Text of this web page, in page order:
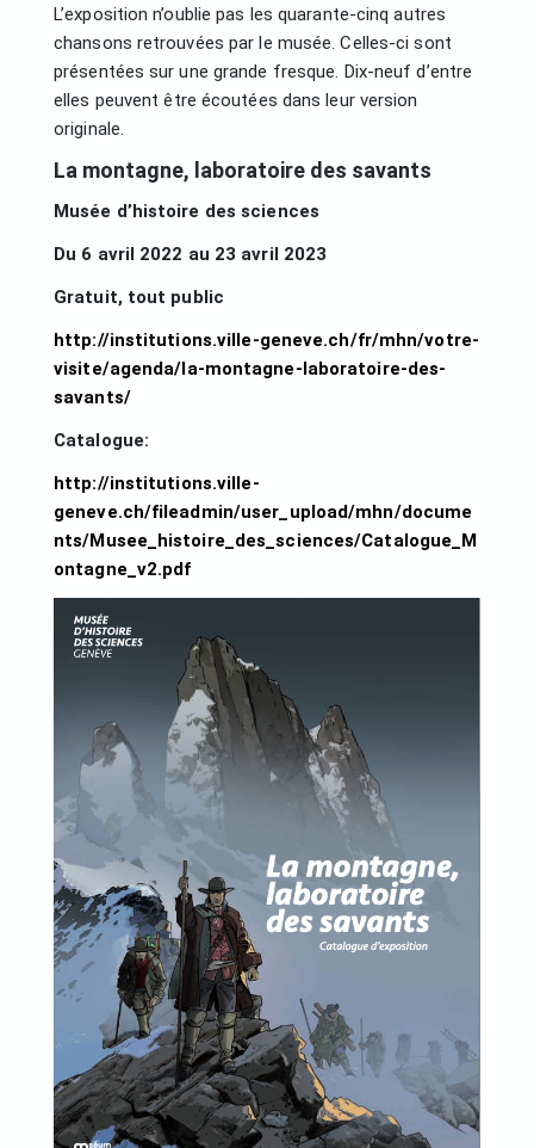
L’exposition n’oublie pas les quarante-cinq autres
chansons retrouvées par le musée. Celles-ci sont
présentées sur une grande fresque. Dix-neuf d’entre
elles peuvent être écoutées dans leur version
originale.
La montagne, laboratoire des savants
Musée d’histoire des sciences
Du 6 avril 2022 au 23 avril 2023
Gratuit, tout public
http://institutions.ville-geneve.ch/fr/mhn/votre-
visite/agenda/la-montagne-laboratoire-des-
savants/
Catalogue:
http://institutions.ville-
geneve.ch/fileadmin/user_upload/mhn/docume
nts/Musee_histoire_des_sciences/Catalogue_M
ontagne_v2.pdf